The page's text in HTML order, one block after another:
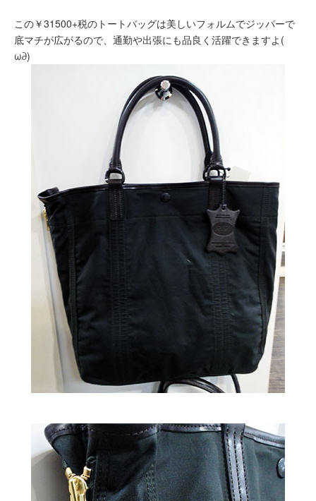
この￥31500+税のトートバッグは美しいフォルムでジッパーで
底マチが広がるので、通勤や出張にも品良く活躍できますよ(ゝ
ω∂)